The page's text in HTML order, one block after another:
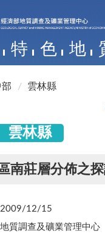
特 色 地
雲林縣
雲林縣
南莊層分佈之
2009/12/15
質調查及礦業管理中心